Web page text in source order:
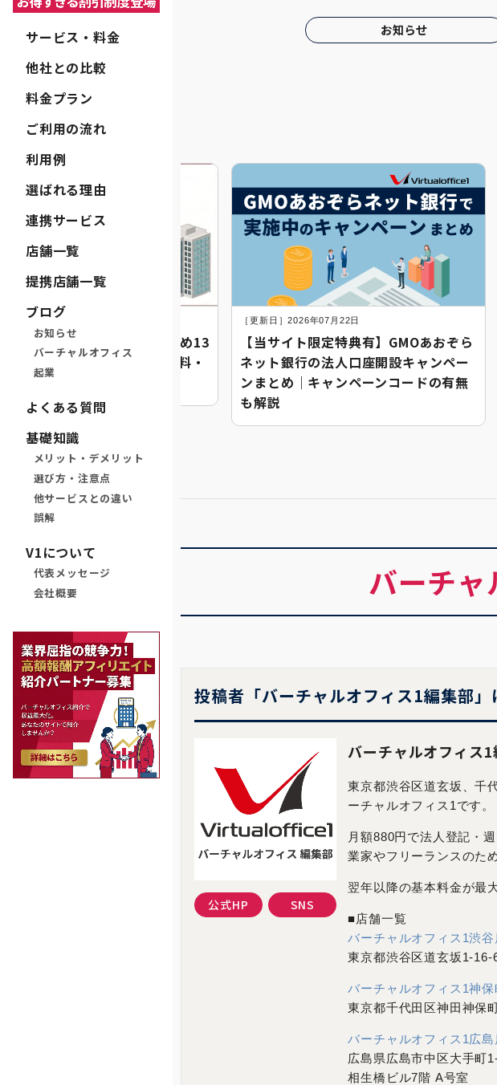
サービス・料金
他社との比較
料金プラン
ご利用の流れ
利用例
選ばれる理由
連携サービス
店舗一覧
提携店舗一覧
ブログ
お知らせ
バーチャルオフィス
起業
よくある質問
基礎知識
メリット・デメリット
選び方・注意点
他サービスとの違い
誤解
V1について
代表メッセージ
会社概要
お知らせ
］2026年08月07日
年最新】法人口座のおすすめ13
理士・FPが徹底比較｜手数料・
維持費でランキング
［更新日］2026年07月22日
【当サイト限定特典有】GMOあおぞら
ネット銀行の法人口座開設キャンペー
ンまとめ｜キャンペーンコードの有無
も解説
バーチ
投稿者「バーチャルオフィス1編集部」
公式HP SNS
バーチャルオフィス
東京都渋谷区道玄坂、千
ーチャルオフィス1です。
月額880円で法人登記・
業家やフリーランスのた
翌年以降の基本料金が最
■店舗一覧
バーチャルオフィス1渋谷
東京都渋谷区道玄坂1-
バーチャルオフィス1神保
東京都千代田区神田神
バーチャルオフィス1広島
広島県広島市中区大手町
相生橋ビル7階 A号室